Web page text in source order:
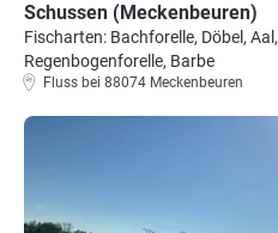
Schussen (Meckenbeuren)
Fischarten: Bachforelle, Döbel, Aal,
Regenbogenforelle, Barbe
Fluss bei 88074 Meckenbeuren